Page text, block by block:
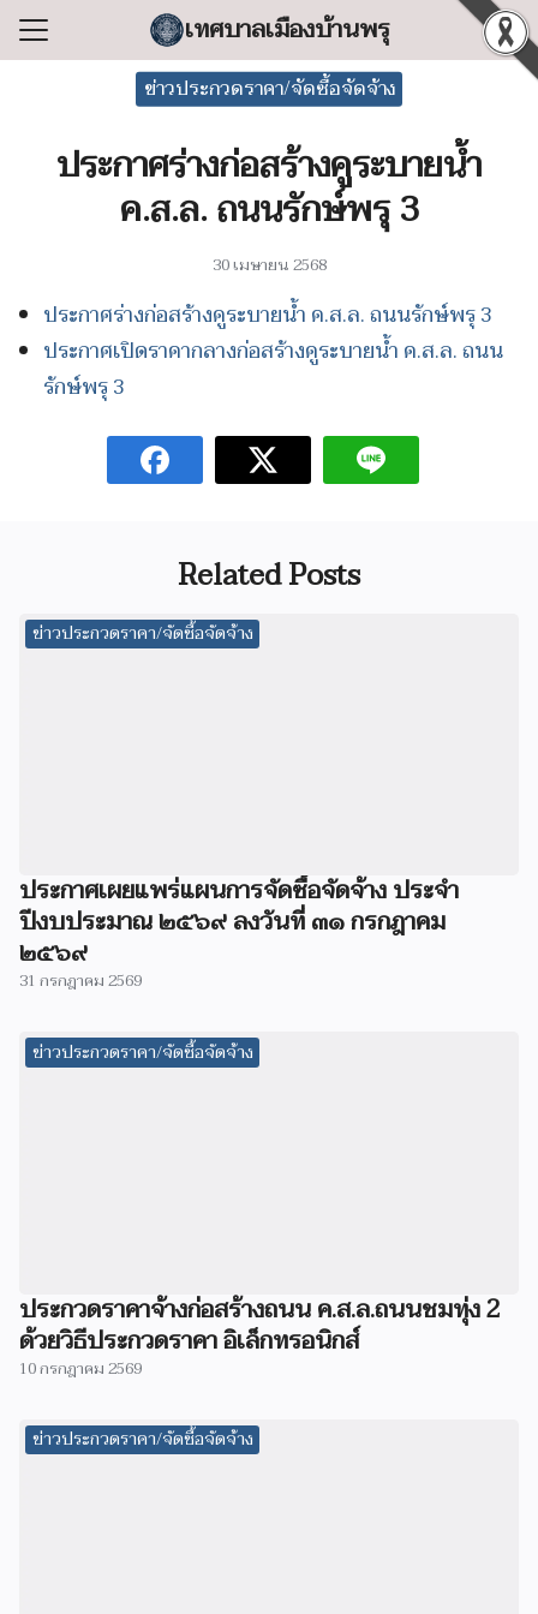
Skip
เทศบาลเมืองบ้านพรุ
ารสนเทศ
ทศบาล
Search
ข่าวประกวดราคา/จัดซื้อจัดจ้าง
ประกาศร่างก่อสร้างคูระบายน้ำ
ค.ส.ล. ถนนรักษ์พรุ 3
30 เมษายน 2568
ประกาศร่างก่อสร้างคูระบายน้ำ ค.ส.ล. ถนนรักษ์พรุ 3
ประกาศเปิดราคากลางก่อสร้างคูระบายน้ำ ค.ส.ล. ถนน
รักษ์พรุ 3
Related Posts
ข่าวประกวดราคา/จัดซื้อจัดจ้าง
ประกาศเผยแพร่แผนการจัดซื้อจัดจ้าง ประจำ
ปีงบประมาณ ๒๕๖๙ ลงวันที่ ๓๑ กรกฎาคม
๒๕๖๙
31 กรกฎาคม 2569
ข่าวประกวดราคา/จัดซื้อจัดจ้าง
ประกวดราคาจ้างก่อสร้างถนน ค.ส.ล.ถนนชมทุ่ง 2
ด้วยวิธีประกวดราคา อิเล็กทรอนิกส์
10 กรกฎาคม 2569
ข่าวประกวดราคา/จัดซื้อจัดจ้าง